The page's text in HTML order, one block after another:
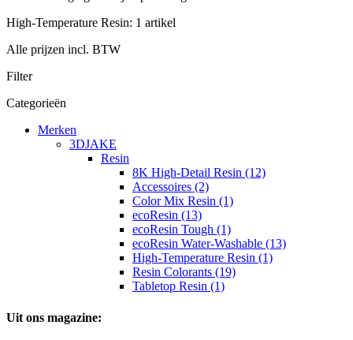
High-Temperature Resin: 1 artikel
Alle prijzen incl. BTW
Filter
Categorieën
Merken
3DJAKE
Resin
8K High-Detail Resin (12)
Accessoires (2)
Color Mix Resin (1)
ecoResin (13)
ecoResin Tough (1)
ecoResin Water-Washable (13)
High-Temperature Resin (1)
Resin Colorants (19)
Tabletop Resin (1)
Uit ons magazine: